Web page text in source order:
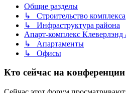
Общие разделы
↳ Строительство комплекса
↳ Инфраструктура района
Апарт-комплекс Клеверлэнд
↳ Апартаменты
↳ Офисы
Кто сейчас на конференции